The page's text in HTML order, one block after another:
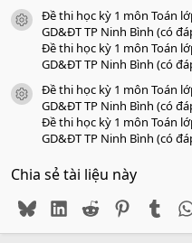
icon tài liệu
Đề thi học kỳ 1 môn Toán
GD&ĐT TP Ninh Bình (có
Đề thi học kỳ 1 môn Toán
GD&ĐT TP Ninh Bình (có
icon tài liệu
Đề thi học kỳ 1 môn Toán
GD&ĐT TP Ninh Bình (có
Đề thi học kỳ 1 môn Toán
GD&ĐT TP Ninh Bình (có
Chia sẻ tài liệu này
BlueskyLinkedIn
Reddit Pinterest